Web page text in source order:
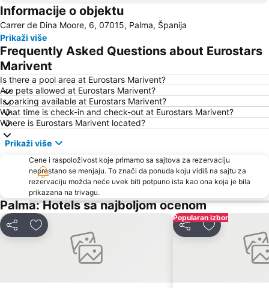
Vrelo Pareis
Ciudad Jardín
Cala Estància
S'Arenal
Informacije o objektu
Carrer de Dina Moore, 6, 07015, Palma, Španija
Prikaži više
Frequently Asked Questions about Eurostars
Marivent
Is there a pool area at Eurostars Marivent?
Are pets allowed at Eurostars Marivent?
Is parking available at Eurostars Marivent?
What time is check-in and check-out at Eurostars Marivent?
Where is Eurostars Marivent located?
Prikaži više
Cene i raspoloživost koje primamo sa sajtova za rezervaciju
neprestano se menjaju. To znači da ponuda koju vidiš na sajtu za
rezervaciju možda neće uvek biti potpuno ista kao ona koja je bila
prikazana na trivagu.
Palma: Hotels sa najboljom ocenom
Deli Dodati u favorite
Popularan izbor
Deli Dodati u